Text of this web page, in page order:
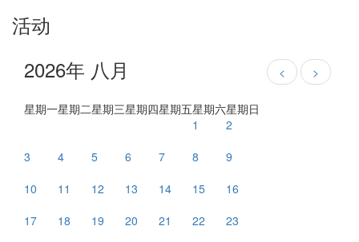
活动
2026年 八月
< >
星期一星期二星期三星期四星期五星期六星期日
1
2
3
4 5 6 7 8
9
10
11 12 13 14 15
16
17
18 19 20 21 22
23